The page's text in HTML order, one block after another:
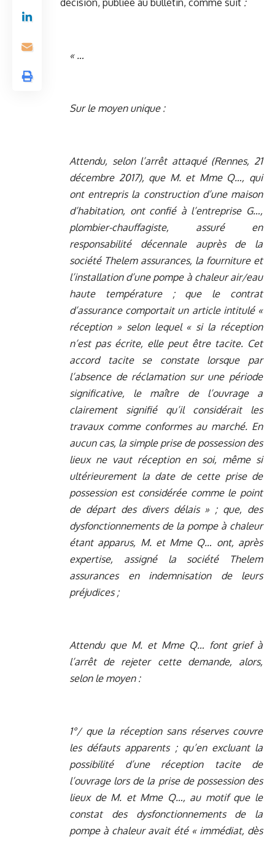
décision, publiée au bulletin, comme suit :
« …
Sur le moyen unique :
Attendu, selon l’arrêt attaqué (Rennes, 21
décembre 2017), que M. et Mme Q…, qui
ont entrepris la construction d’une maison
d’habitation, ont confié à l’entreprise G…,
plombier-chauffagiste, assuré en
responsabilité décennale auprès de la
société Thelem assurances, la fourniture et
l’installation d’une pompe à chaleur air/eau
haute température ; que le contrat
d’assurance comportait un article intitulé «
réception » selon lequel « si la réception
n’est pas écrite, elle peut être tacite. Cet
accord tacite se constate lorsque par
l’absence de réclamation sur une période
significative, le maître de l’ouvrage a
clairement signifié qu’il considérait les
travaux comme conformes au marché. En
aucun cas, la simple prise de possession des
lieux ne vaut réception en soi, même si
ultérieurement la date de cette prise de
possession est considérée comme le point
de départ des divers délais » ; que, des
dysfonctionnements de la pompe à chaleur
étant apparus, M. et Mme Q… ont, après
expertise, assigné la société Thelem
assurances en indemnisation de leurs
préjudices ;
Attendu que M. et Mme Q… font grief à
l’arrêt de rejeter cette demande, alors,
selon le moyen :
1°/ que la réception sans réserves couvre
les défauts apparents ; qu’en excluant la
possibilité d’une réception tacite de
l’ouvrage lors de la prise de possession des
lieux de M. et Mme Q…, au motif que le
constat des dysfonctionnements de la
pompe à chaleur avait été « immédiat, dès